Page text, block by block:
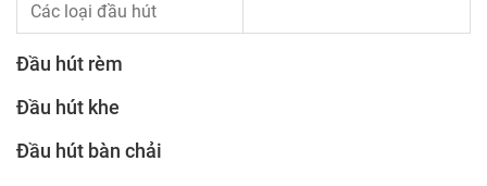
Các loại đầu hút
Đầu hút rèm
Đầu hút khe
Đầu hút bàn chải